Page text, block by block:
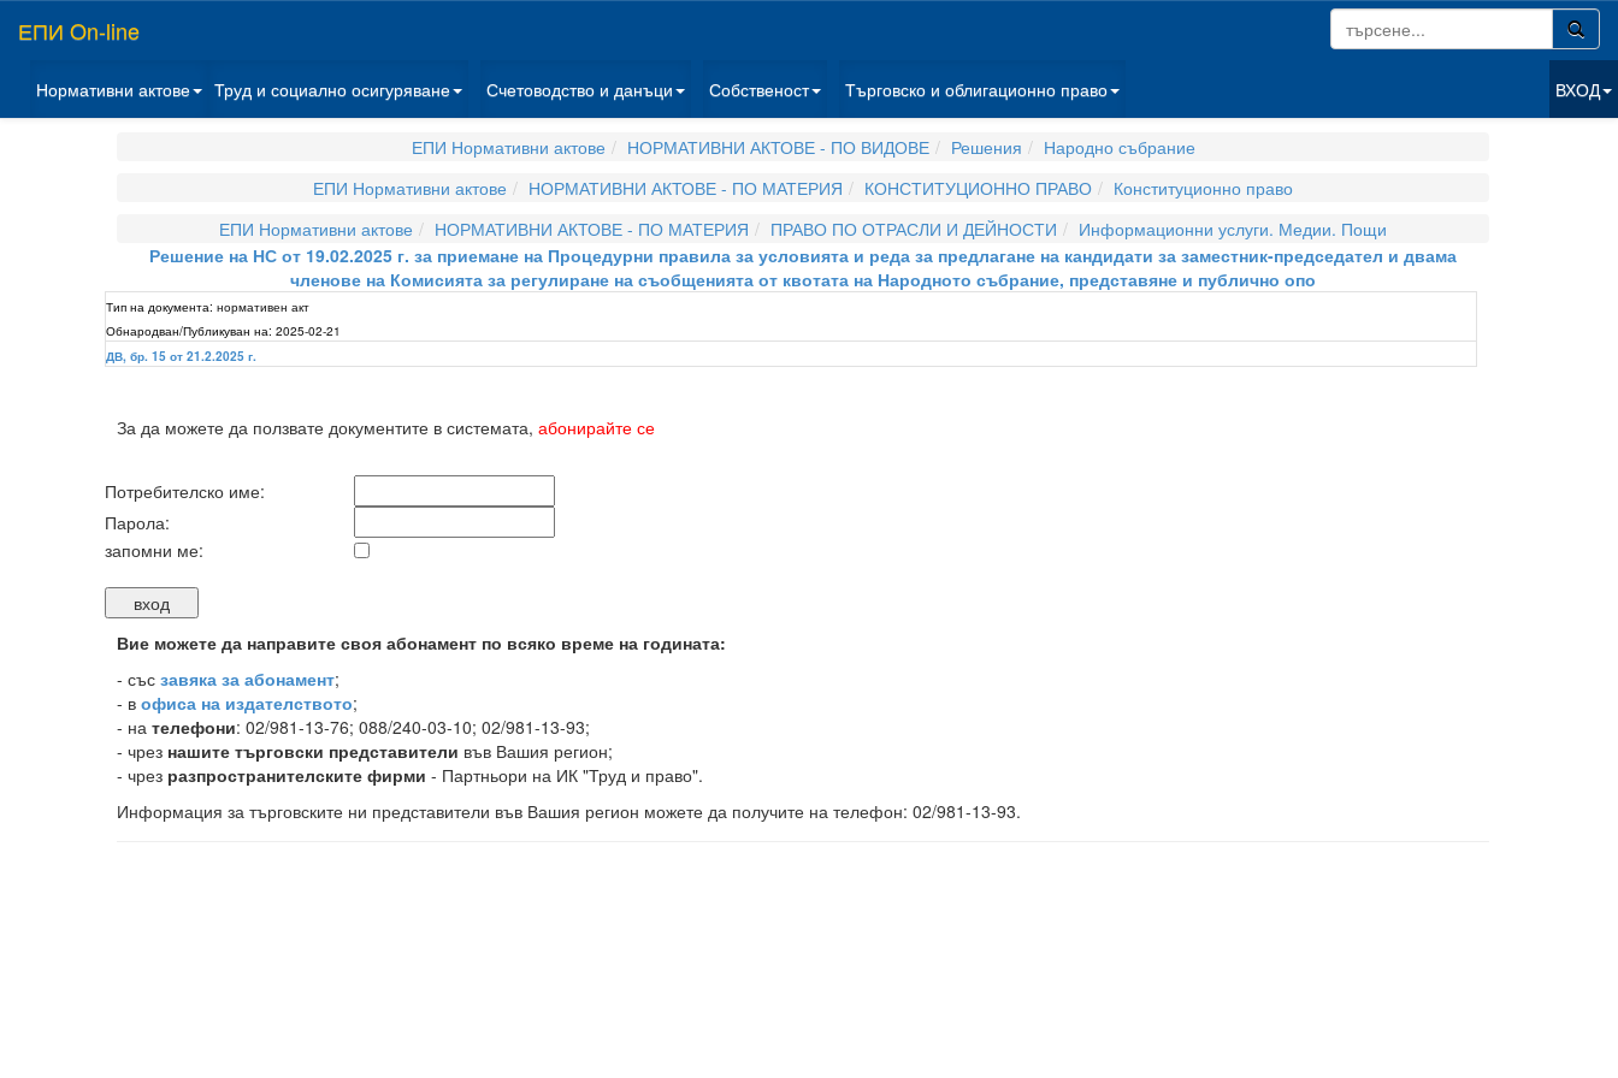
ЕПИ On-line
Нормативни актове Труд и социално осигуряване Счетоводство и данъци Собственост Търговско и облигационно право ВХОД
ЕПИ Нормативни актове НОРМАТИВНИ АКТОВЕ - ПО ВИДОВЕ Решения
Народно събрание
ЕПИ Нормативни актове
НОРМАТИВНИ АКТОВЕ - ПО МАТЕРИЯ КОНСТИТУЦИОННО ПРАВО
Конституционно право
ЕПИ Нормативни актове
НОРМАТИВНИ АКТОВЕ - ПО МАТЕРИЯ ПРАВО ПО ОТРАСЛИ И ДЕЙНОСТИ
Информационни услуги. Медии. Пощи
Решение на НС от 19.02.2025 г. за приемане на Процедурни правила за условията и реда за предлагане на кандидати за заместник-председател и двама
членове на Комисията за регулиране на съобщенията от квотата на Народното събрание, представяне и публично опо
Тип на документа: нормативен акт
Обнародван/Публикуван на: 2025-02-21
ДВ, бр. 15 от 21.2.2025 г.
За да можете да ползвате документите в системата, абонирайте се
Потребителско име:
Парола:
запомни ме:
Вие можете да направите своя абонамент по всяко време на годината:
- със завяка за абонамент;
- в офиса на издателството;
- на телефони: 02/981-13-76; 088/240-03-10; 02/981-13-93;
- чрез нашите търговски представители във Вашия регион;
- чрез разпространителските фирми - Партньори на ИК "Труд и право".
Информация за търговските ни представители във Вашия регион можете да получите на телефон: 02/981-13-93.